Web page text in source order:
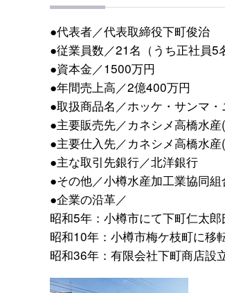
●代表者／代表取締役下町俊治
●従業員数／21名（うち正社員5
●資本金／1500万円
●年間売上高／2億400万円
●取扱商品名／ホッケ・サンマ
●主要販売先／カネシメ高橋水産
●主要仕入先／カネシメ高橋水産
●主な取引先銀行／北洋銀行
●その他／小樽水産加工業協同組
●企業の沿革／
昭和5年：小樽市にて下町仁太
昭和10年：小樽市梅ケ枝町に移
昭和36年：有限会社下町商店設